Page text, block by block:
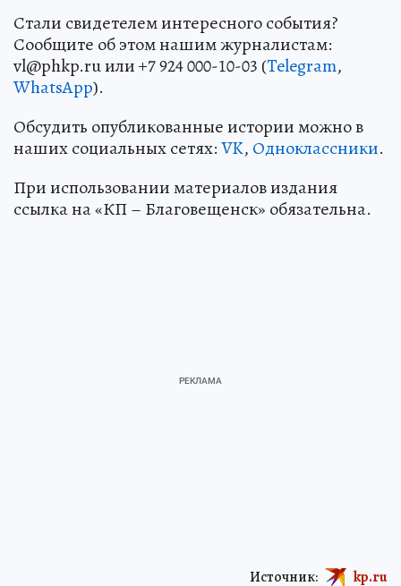
Стали свидетелем интересного события?
Сообщите об этом нашим журналистам:
vl@phkp.ru или +7 924 000-10-03 (Telegram,
WhatsApp).
Обсудить опубликованные истории можно в
наших социальных сетях:VK, Одноклассники.
При использовании материалов издания
ссылка на «КП – Благовещенск» обязательна.
Источник: kp.ru